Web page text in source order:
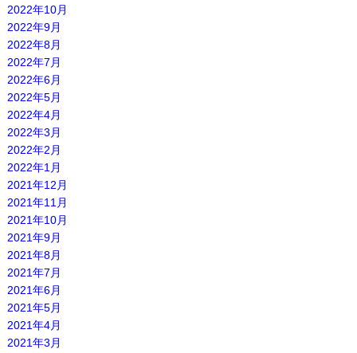
2022年10月
2022年9月
2022年8月
2022年7月
2022年6月
2022年5月
2022年4月
2022年3月
2022年2月
2022年1月
2021年12月
2021年11月
2021年10月
2021年9月
2021年8月
2021年7月
2021年6月
2021年5月
2021年4月
2021年3月